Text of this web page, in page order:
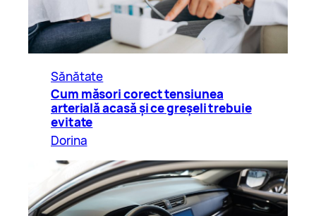
Sănătate
Cum măsori corect tensiunea
arterială acasă și ce greșeli trebuie
evitate
Dorina